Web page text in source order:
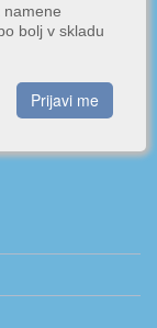
namene
bolj v skladu
Prijavi me